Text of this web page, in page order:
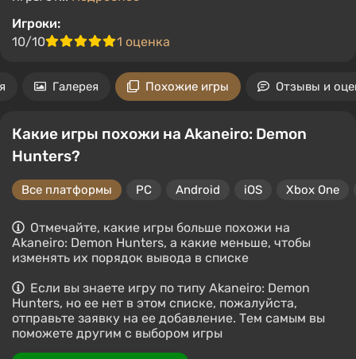
Игроки:
10/10
1 оценка
Галерея Похожие игры Отзывы и
Какие игры похожи на Akaneiro: Demon
Hunters?
Все платформы PC Android iOS Xbox One
Отмечайте, какие игры больше похожи на
Akaneiro: Demon Hunters, а какие меньше, чтобы
изменять их порядок вывода в списке
Если вы знаете игру по типу Akaneiro: Demon
Hunters, но ее нет в этом списке, пожалуйста,
отправьте заявку на ее добавление. Тем самым вы
поможете другим с выбором игры